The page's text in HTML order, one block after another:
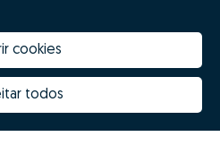
cookies
todos